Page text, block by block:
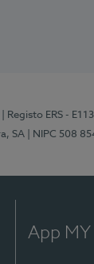
| Registo ERS -
SA
| NIPC 508
App MY